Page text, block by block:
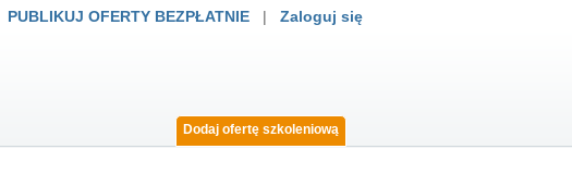
PUBLIKUJ OFERTY BEZPŁATNIE | Zaloguj się
Dodaj ofertę szkoleniową